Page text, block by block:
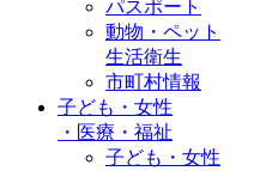
パスポート
動物・ペット
生活衛生
市町村情報
子ども・女性
・ 医療・福祉
子ども・女性